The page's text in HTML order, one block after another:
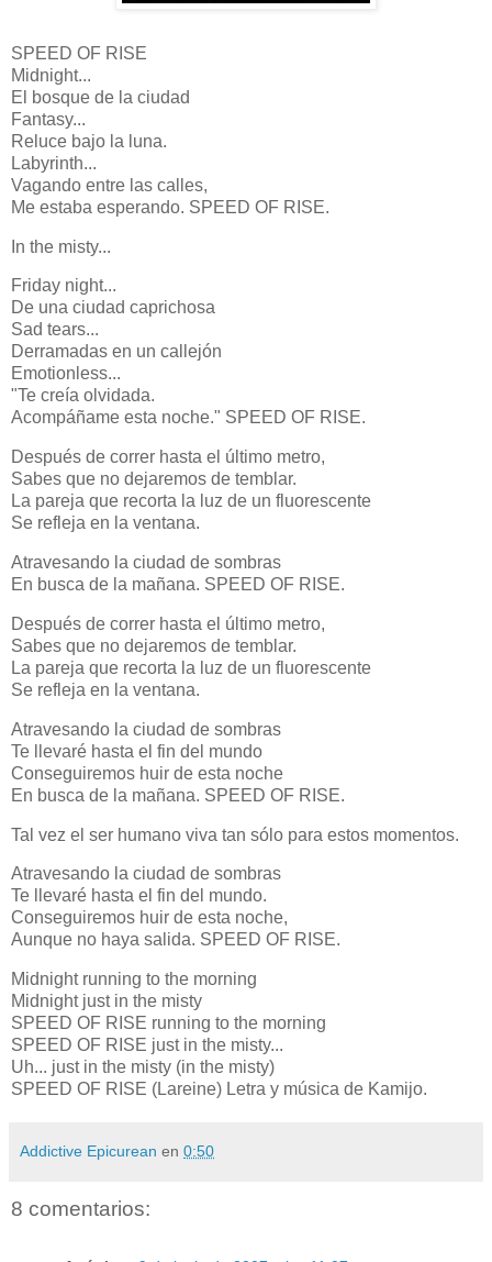
SPEED OF RISE
Midnight...
El bosque de la ciudad
Fantasy...
Reluce bajo la luna.
Labyrinth...
Vagando entre las calles,
Me estaba esperando. SPEED OF RISE.
In the misty...
Friday night...
De una ciudad caprichosa
Sad tears...
Derramadas en un callejón
Emotionless...
"Te creía olvidada.
Acompáñame esta noche." SPEED OF RISE.
Después de correr hasta el último metro,
Sabes que no dejaremos de temblar.
La pareja que recorta la luz de un fluorescente
Se refleja en la ventana.
Atravesando la ciudad de sombras
En busca de la mañana. SPEED OF RISE.
Después de correr hasta el último metro,
Sabes que no dejaremos de temblar.
La pareja que recorta la luz de un fluorescente
Se refleja en la ventana.
Atravesando la ciudad de sombras
Te llevaré hasta el fin del mundo
Conseguiremos huir de esta noche
En busca de la mañana. SPEED OF RISE.
Tal vez el ser humano viva tan sólo para estos momentos.
Atravesando la ciudad de sombras
Te llevaré hasta el fin del mundo.
Conseguiremos huir de esta noche,
Aunque no haya salida. SPEED OF RISE.
Midnight running to the morning
Midnight just in the misty
SPEED OF RISE running to the morning
SPEED OF RISE just in the misty...
Uh... just in the misty (in the misty)
SPEED OF RISE (Lareine) Letra y música de Kamijo.
Addictive Epicurean en 0:50
8 comentarios: